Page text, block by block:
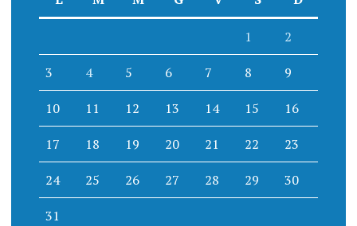
1 2
3 4 5 6 7 8 9
10 11 12 13 14 15 16
17 18 19 20 21 22 23
24 25 26 27 28 29 30
31